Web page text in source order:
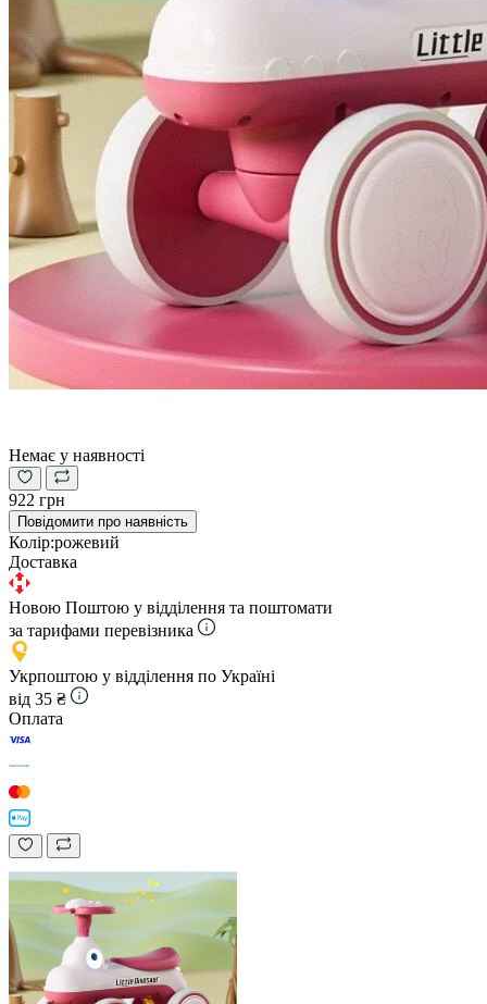
Немає у наявності
922 грн
Повідомити про наявність
Колір:рожевий
Доставка
Новою Поштою у відділення та поштомати
за тарифами перевізника
Укрпоштою у відділення по Україні
від 35 ₴
Оплата